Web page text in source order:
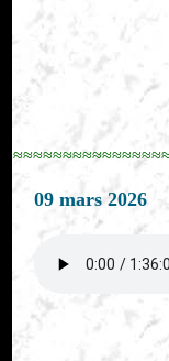
09 mars 2026